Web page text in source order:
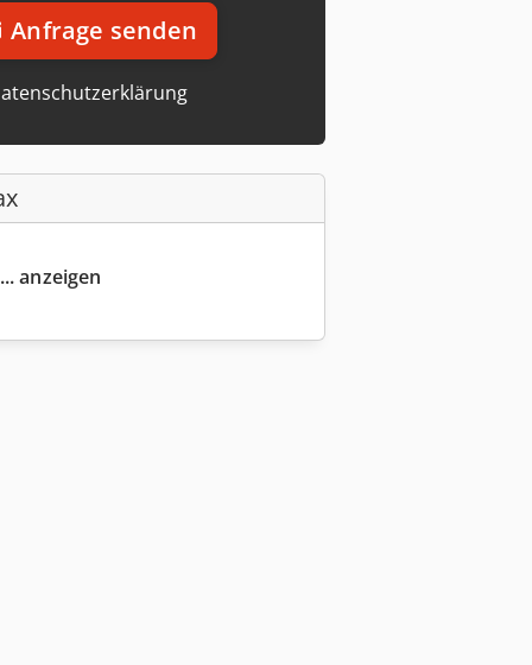
Anfrage senden
anzeigen